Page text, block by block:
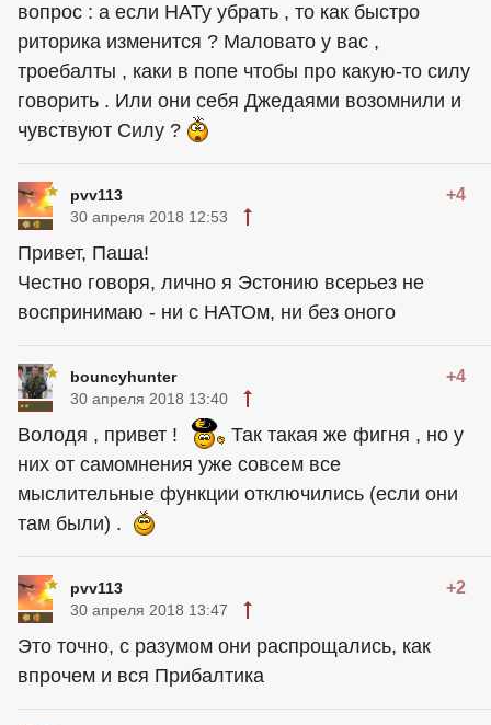
вопрос : а если НАТу убрать , то как быстро
риторика изменится ? Маловато у вас ,
троебалты , каки в попе чтобы про какую-то силу
говорить . Или они себя Джедаями возомнили и
чувствуют Силу ?
pvv113 +4
30 апреля 2018 12:53
Привет, Паша!
Честно говоря, лично я Эстонию всерьез не
воспринимаю - ни с НАТОм, ни без оного
bouncyhunter +4
30 апреля 2018 13:40
Володя , привет !
Так такая же фигня , но у
них от самомнения уже совсем все
мыслительные функции отключились (если они
там были) .
pvv113 +2
30 апреля 2018 13:47
Это точно, с разумом они распрощались, как
впрочем и вся Прибалтика